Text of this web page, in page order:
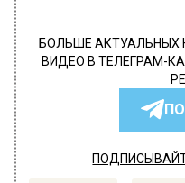
БОЛЬШЕ АКТУАЛЬНЫХ
ВИДЕО В ТЕЛЕГРАМ-